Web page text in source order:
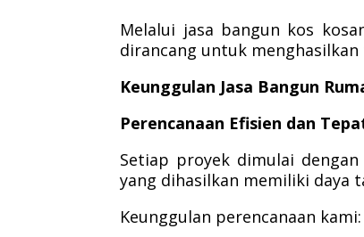
Melalui jasa bangun kos
dirancang untuk
Keunggulan Jasa Bangun
Perencanaan Efisien dan
Setiap proyek dimulai
yang dihasilkan memiliki daya
Keunggulan perencanaan kami: